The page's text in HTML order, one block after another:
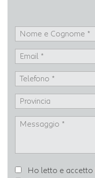
Ho letto e accetto